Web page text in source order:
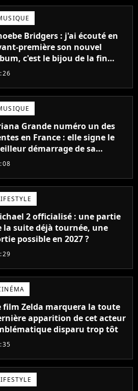
Bridgers : j'ai écouté en
première son nouvel
c'est le bijou de la fin
Grande numéro un des
en France : elle signe le
démarrage de sa
avec son album Petal
2 officialisé : une partie
la suite déjà tournée, une
possible en 2027 ?
film Zelda marquera la toute
apparition de cet acteur
disparu trop tôt